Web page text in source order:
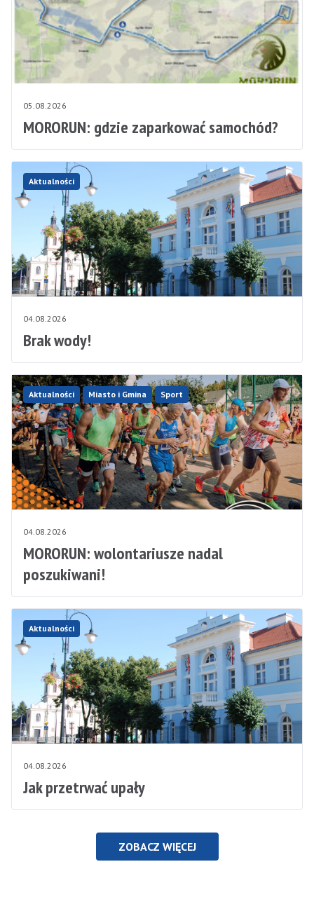
05.08.2026
MORORUN: gdzie zaparkować samochód?
Aktualności
04.08.2026
Brak wody!
Aktualności Miasto i Gmina Sport
04.08.2026
MORORUN: wolontariusze nadal
poszukiwani!
Aktualności
04.08.2026
Jak przetrwać upały
ZOBACZ WIĘCEJ